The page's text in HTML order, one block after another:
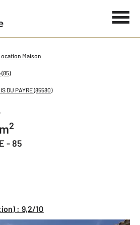
Maison
DU PAYRE (85580)
2
- 85
: 9,2/10